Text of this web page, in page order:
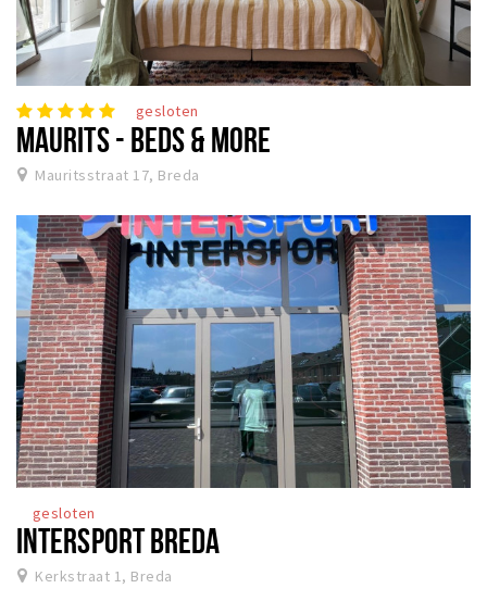
gesloten
MAURITS - BEDS & MORE
Mauritsstraat 17, Breda
gesloten
INTERSPORT BREDA
Kerkstraat 1, Breda